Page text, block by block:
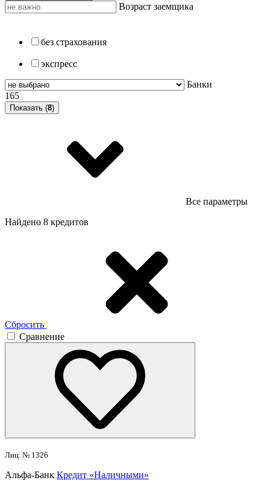
Возраст заемщика
без страхования
экспресс
Банки
165
Показать (8)
Все параметры
Найдено 8 кредитов
Сбросить
Сравнение
Лиц. № 1326
Альфа-Банк Кредит «Наличными»